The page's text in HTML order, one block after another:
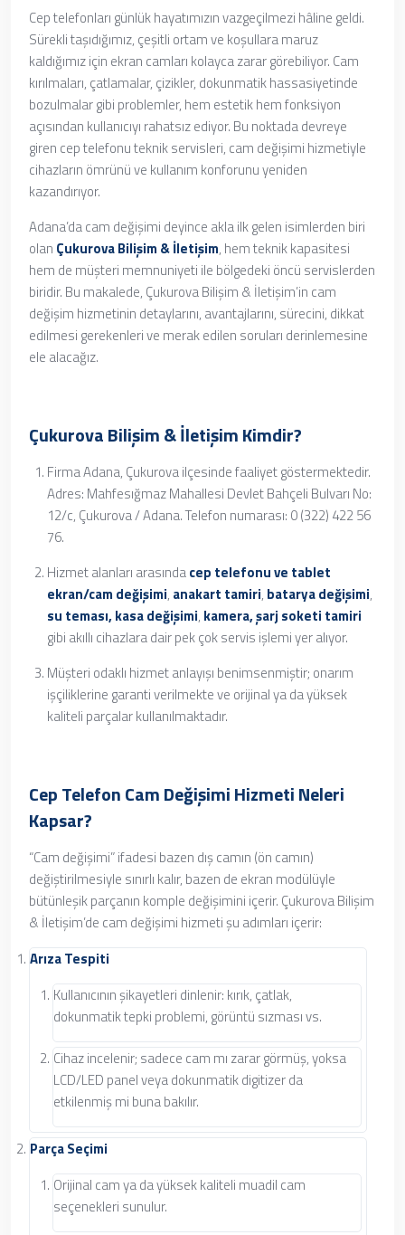
Cep telefonları günlük hayatımızın vazgeçilmezi hâline geldi.
Sürekli taşıdığımız, çeşitli ortam ve koşullara maruz
kaldığımız için ekran camları kolayca zarar görebiliyor. Cam
kırılmaları, çatlamalar, çizikler, dokunmatik hassasiyetinde
bozulmalar gibi problemler, hem estetik hem fonksiyon
açısından kullanıcıyı rahatsız ediyor. Bu noktada devreye
giren cep telefonu teknik servisleri, cam değişimi hizmetiyle
cihazların ömrünü ve kullanım konforunu yeniden
kazandırıyor.
Adana’da cam değişimi deyince akla ilk gelen isimlerden biri
olan Çukurova Bilişim & İletişim, hem teknik kapasitesi
hem de müşteri memnuniyeti ile bölgedeki öncü servislerden
biridir. Bu makalede, Çukurova Bilişim & İletişim’in cam
değişim hizmetinin detaylarını, avantajlarını, sürecini, dikkat
edilmesi gerekenleri ve merak edilen soruları derinlemesine
ele alacağız.
Çukurova Bilişim & İletişim Kimdir?
Firma Adana, Çukurova ilçesinde faaliyet göstermektedir.
Adres: Mahfesığmaz Mahallesi Devlet Bahçeli Bulvarı No:
12/c, Çukurova / Adana. Telefon numarası: 0 (322) 422 56
76.
Hizmet alanları arasındacep telefonu ve tablet
ekran/cam değişimi, anakart tamiri, batarya değişimi,
su teması, kasa değişimi, kamera, şarj soketi tamiri
gibi akıllı cihazlara dair pek çok servis işlemi yer alıyor.
Müşteri odaklı hizmet anlayışı benimsenmiştir; onarım
işçiliklerine garanti verilmekte ve orijinal ya da yüksek
kaliteli parçalar kullanılmaktadır.
Cep Telefon Cam Değişimi Hizmeti Neleri
Kapsar?
“Cam değişimi” ifadesi bazen dış camın (ön camın)
değiştirilmesiyle sınırlı kalır, bazen de ekran modülüyle
bütünleşik parçanın komple değişimini içerir. Çukurova Bilişim
& İletişim’de cam değişimi hizmeti şu adımları içerir:
Arıza Tespiti
Kullanıcının şikayetleri dinlenir: kırık, çatlak,
dokunmatik tepki problemi, görüntü sızması vs.
Cihaz incelenir; sadece cam mı zarar görmüş, yoksa
LCD/LED panel veya dokunmatik digitizer da
etkilenmiş mi buna bakılır.
Parça Seçimi
Orijinal cam ya da yüksek kaliteli muadil cam
seçenekleri sunulur.